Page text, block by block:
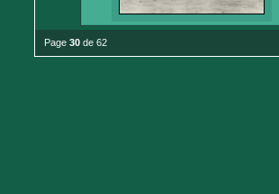
Page 30 de 62